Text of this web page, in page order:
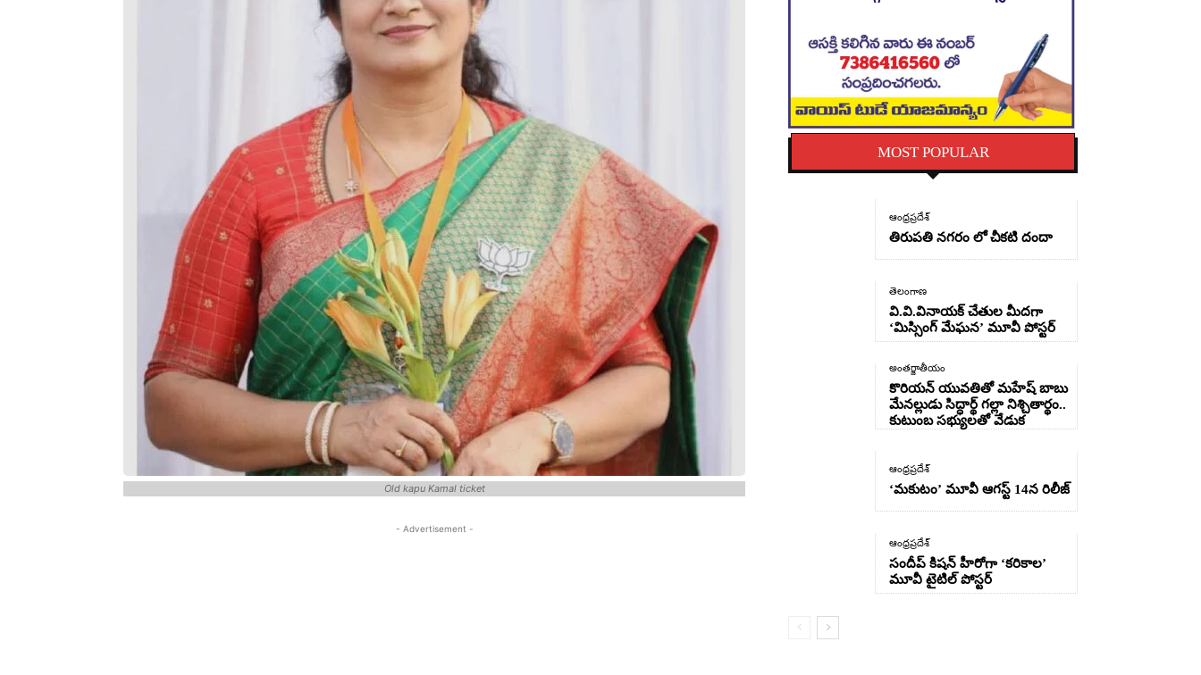
Old kapu Kamal ticket
- Advertisement -
MOST POPULAR
ఆంధ్రప్రదేశ్
తిరుపతి నగరం లో చీకటి దందా
తెలంగాణ
వి.వి.వినాయక్ చేతుల మీదగా
‘మిస్సింగ్ మేఘన’ మూవీ పోస్టర్
అంతర్జాతీయం
కొరియన్ యువతితో మహేష్ బాబు
మేనల్లుడు సిద్ధార్థ్ గల్లా నిశ్చితార్థం..
కుటుంబ సభ్యులతో వేడుక
ఆంధ్రప్రదేశ్
‘మకుటం’ మూవీ ఆగస్ట్ 14న రిలీజ్
ఆంధ్రప్రదేశ్
సందీప్ కిషన్ హీరోగా ‘కరికాల’
మూవీ టైటిల్ పోస్టర్